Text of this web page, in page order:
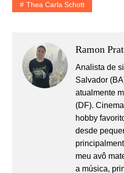
Thea Carla Schott
Ramon
Analista de
Salvador
atualmente
(DF).
hobby
desde
meu avô
a música,